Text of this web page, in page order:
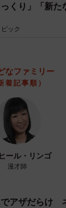
くり」「新た
ック
なファミリー
着記事順）
ール・リンゴ
漫才師
アザだらけ